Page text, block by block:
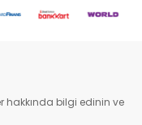
hakkında bilgi edinin ve